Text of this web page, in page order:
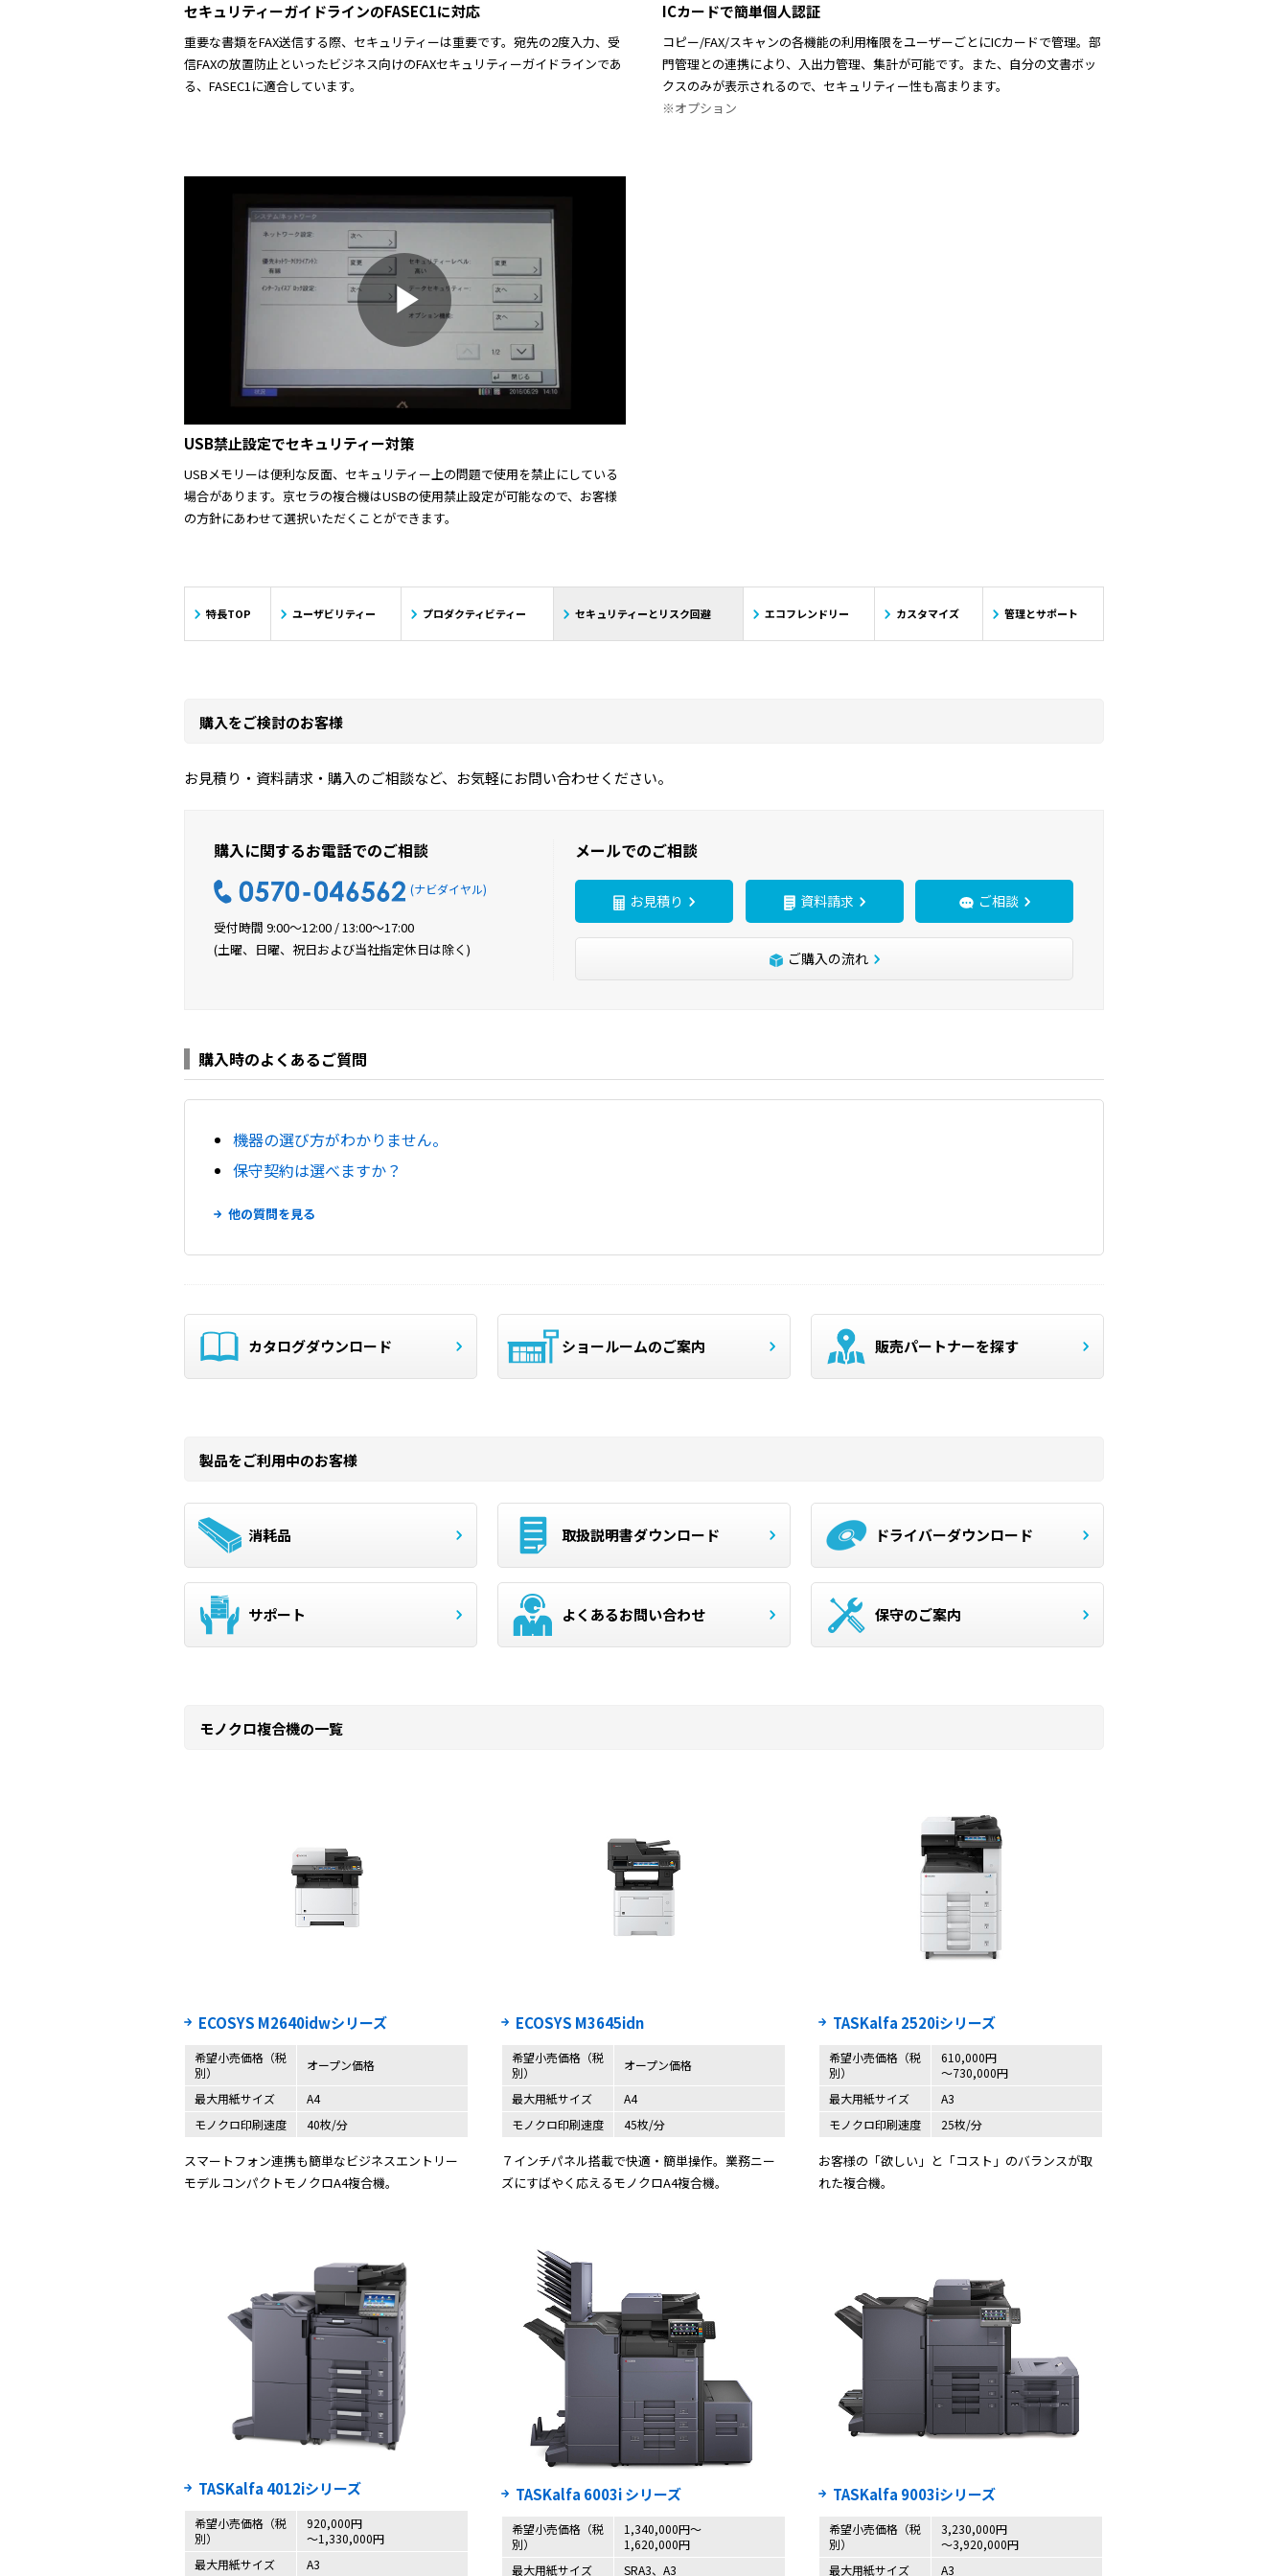
y
V
i
d
e
セキュリティーガイドラインのFASEC1に対応
重要な書類をFAX送信する際、セキュリティーは重要です。宛先の2度入力、受
信FAXの放置防止といったビジネス向けのFAXセキュリティーガイドラインであ
る、FASEC1に適合しています。
a
e
ICカードで簡単個人認証
コピー/FAX/スキャンの各機能の利用権限をユーザーごとにICカードで管理。部
門管理との連携により、入出力管理、集計が可能です。また、自分の文書ボッ
クスのみが表示されるので、セキュリティー性も高まります。
※オプション
P
l
a
y
d
o
USB禁止設定でセキュリティー対策
USBメモリーは便利な反面、セキュリティー上の問題で使用を禁止にしている
場合があります。京セラの複合機はUSBの使用禁止設定が可能なので、お客様
の方針にあわせて選択いただくことができます。
特長TOP ユーザビリティー プロダクティビティー セキュリティーとリスク回避 エコフレンドリー カスタマイズ 管理とサポート
購入をご検討のお客様
お見積り・資料請求・購入のご相談など、お気軽にお問い合わせください。
購入に関するお電話でのご相談
(ナビダイヤル)
受付時間 9:00〜12:00 / 13:00〜17:00
(土曜、日曜、祝日および当社指定休日は除く)
メールでのご相談
お見積り 資料請求 ご相談
ご購入の流れ
購入時のよくあるご質問
機器の選び方がわかりません。
保守契約は選べますか？
他の質問を見る
カタログダウンロード ショールームのご案内 販売パートナーを探す
製品をご利用中のお客様
消耗品 取扱説明書ダウンロード ドライバーダウンロード
サポート よくあるお問い合わせ 保守のご案内
モノクロ複合機の一覧
ECOSYS M2640idwシリーズ
希望小売価格（税
別）
オープン価格
最大用紙サイズ
A4
モノクロ印刷速度
40枚/分
スマートフォン連携も簡単なビジネスエントリー
モデルコンパクトモノクロA4複合機。
ECOSYS M3645idn
希望小売価格（税
別）
オープン価格
最大用紙サイズ
A4
モノクロ印刷速度
45枚/分
７インチパネル搭載で快適・簡単操作。業務ニー
ズにすばやく応えるモノクロA4複合機。
TASKalfa 2520iシリーズ
希望小売価格（税
別）
610,000円
〜730,000円
最大用紙サイズ
A3
モノクロ印刷速度
25枚/分
お客様の「欲しい」と「コスト」のバランスが取
れた複合機。
TASKalfa 4012iシリーズ
希望小売価格（税
別）
920,000円
～1,330,000円
最大用紙サイズ
A3
TASKalfa 6003i シリーズ
希望小売価格（税
別）
1,340,000円〜
1,620,000円
最大用紙サイズ
SRA3、A3
TASKalfa 9003iシリーズ
希望小売価格（税
別）
3,230,000円
～3,920,000円
最大用紙サイズ
A3